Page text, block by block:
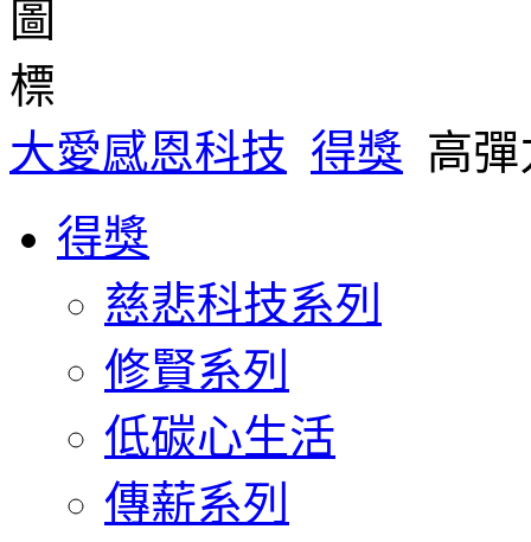
大愛感恩科技 得獎 高
得獎
慈悲科技系列
修賢系列
低碳心生活
傳薪系列